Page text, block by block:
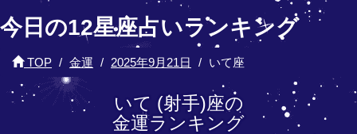
今日の12星座占いランキング
TOP 金運 2025年9月21日 いて座
いて (射手)座の
金運ランキング